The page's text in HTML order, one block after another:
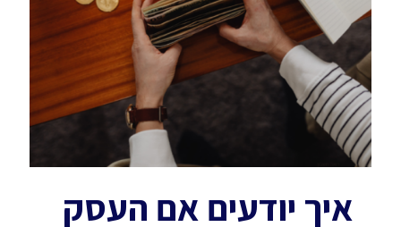
איך יודעים אם העסק